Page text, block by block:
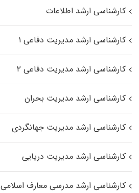
کارشناسی ارشد اطلاعات
کارشناسی ارشد مدیریت دفاعی ۱
کارشناسی ارشد مدیریت دفاعی ۲
کارشناسی ارشد مدیریت بحران
کارشناسی ارشد مدیریت جهانگردی
کارشناسی ارشد مدیریت دریایی
کارشناسی ارشد مدرسی معارف اسلامی